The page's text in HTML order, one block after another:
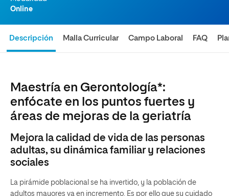
Online
Descripción Malla Curricular Campo Laboral FAQ
Maestría en Gerontología*:
enfócate en los puntos fuertes y
áreas de mejoras de la geriatría
Mejora la calidad de vida de las personas
adultas, su dinámica familiar y relaciones
sociales
La pirámide poblacional se ha invertido, y la población de
adultos mayores va en incremento. Es por ello que su cuidado